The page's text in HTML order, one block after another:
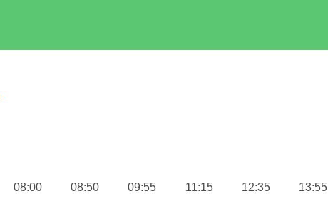
08:00 08:50 09:55 11:15 12:35 13:55